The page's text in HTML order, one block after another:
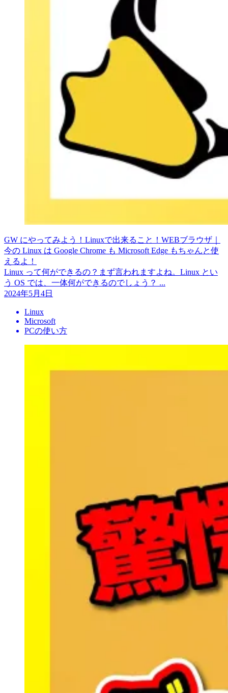
GW にやってみよう！Linuxで出来ること！WEBブラウザ｜
今の Linux は Google Chrome も Microsoft Edge もちゃんと使
えるよ！
Linux って何ができるの？まず言われますよね。Linux とい
う OS では、一体何ができるのでしょう？ ...
2024年5月4日
Linux
Microsoft
PCの使い方